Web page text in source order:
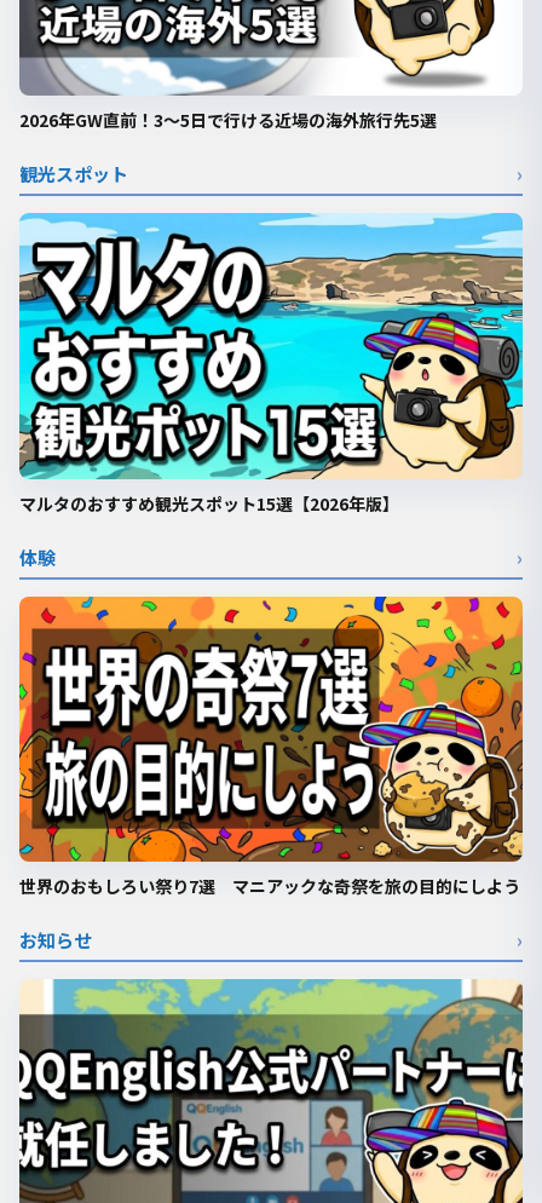
2026年GW直前！3〜5日で行ける近場の海外旅行先5選
観光スポット ›
マルタのおすすめ観光スポット15選【2026年版】
体験 ›
世界のおもしろい祭り7選 マニアックな奇祭を旅の目的にしよう
お知らせ ›